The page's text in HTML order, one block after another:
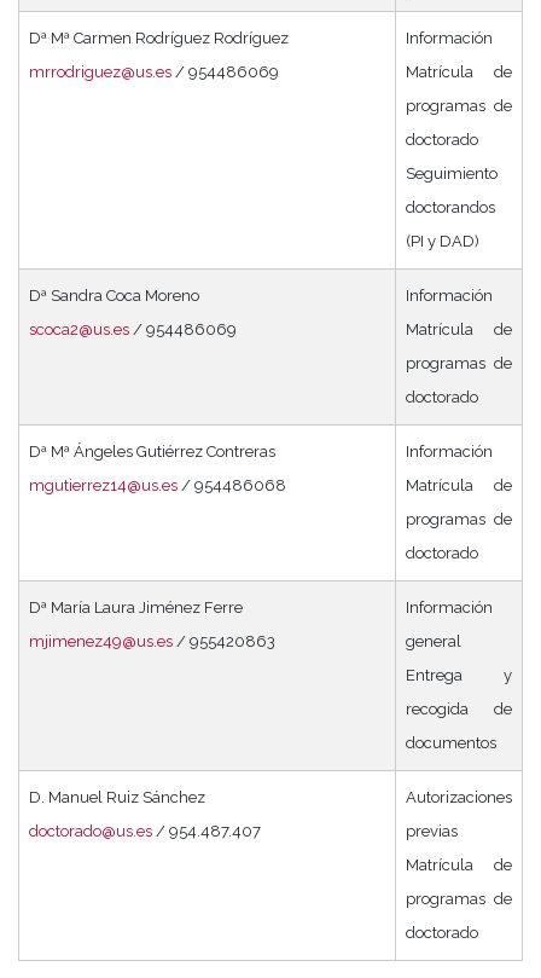
Dª Mª Carmen Rodríguez Rodríguez
mrrodriguez@us.es / 954486069
Información
Matrícula de
programas de
doctorado
Seguimiento
doctorandos
(PI y DAD)
Dª Sandra Coca Moreno
scoca2@us.es / 954486069
Información
Matrícula de
programas de
doctorado
Dª Mª Ángeles Gutiérrez Contreras
mgutierrez14@us.es / 954486068
Información
Matrícula de
programas de
doctorado
Dª María Laura Jiménez Ferre
mjimenez49@us.es / 955420863
Información
general
Entrega y
recogida de
documentos
D. Manuel Ruiz Sánchez
doctorado@us.es / 954.487.407
Autorizaciones
previas
Matrícula de
programas de
doctorado